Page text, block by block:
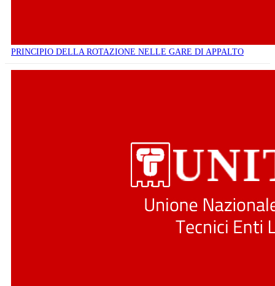
PRINCIPIO DELLA ROTAZIONE NELLE GARE DI APPALTO